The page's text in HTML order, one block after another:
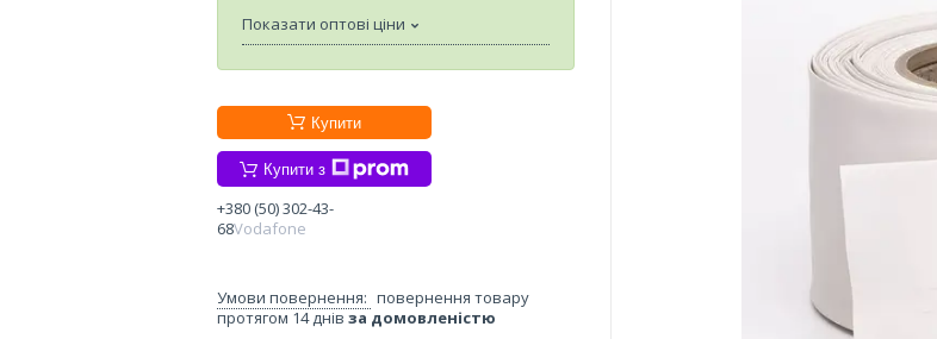
Показати оптові ціни
Купити
Купити з
+380 (50) 302-43-
68Vodafone
повернення товару
протягом 14 днів за домовленістю